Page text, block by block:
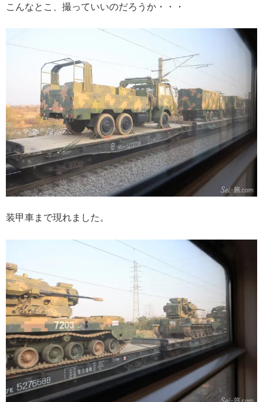
こんなとこ、撮っていいのだろうか・・・
装甲車まで現れました。